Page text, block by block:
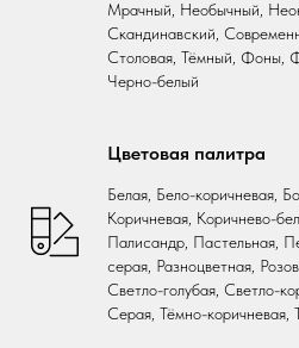
Мрачный, Необычный,
Скандинавский,
Столовая, Тёмный, Фоны,
Черно-белый
Цветовая палитра
Белая, Бело-коричневая,
Коричневая, Коричнево-
Палисандр, Пастельная,
серая, Разноцветная,
Светло-голубая, Светло-
Серая, Тёмно-коричневая,